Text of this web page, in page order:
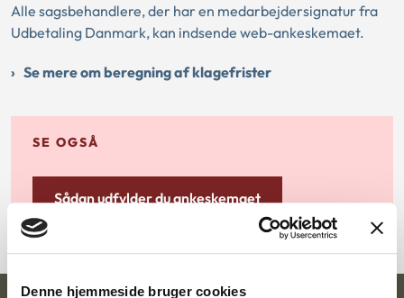
Denne hjemmeside bruger cookies
Alle sagsbehandlere, der har en medarbejdersignatur fra
Udbetaling Danmark, kan indsende web-ankeskemaet.
Se mere om beregning af klagefrister
SE OGSÅ
Sådan udfylder du ankeskemaet